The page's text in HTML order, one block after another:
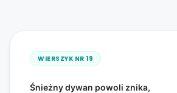
WIERSZYK NR 19
Śnieżny dywan powoli znika,